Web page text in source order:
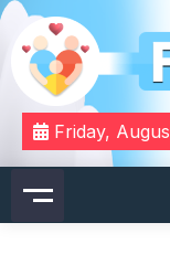
Skip
content
Familyfx
Your Daily Dose
Friday,